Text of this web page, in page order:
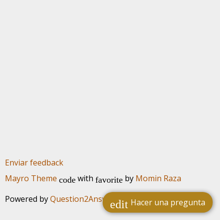
edit Hacer una pregunta
Enviar feedback
Mayro Theme code with favorite by Momin Raza
Powered byQuestion2Answer